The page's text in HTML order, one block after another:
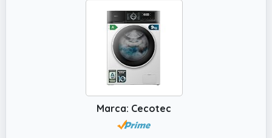
menor consumo de energía, siendo la mejor
opción para tu hogar y el medio ambiente.
Marca: Cecotec